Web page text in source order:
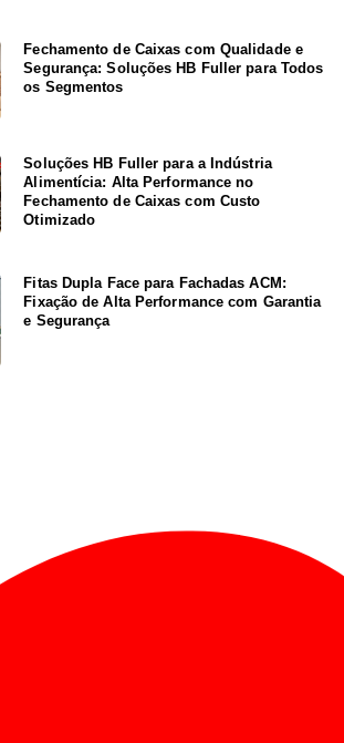
Fechamento de Caixas com Qualidade e
Segurança: Soluções HB Fuller para Todos
os Segmentos
Soluções HB Fuller para a Indústria
Alimentícia: Alta Performance no
Fechamento de Caixas com Custo
Otimizado
Fitas Dupla Face para Fachadas ACM:
Fixação de Alta Performance com Garantia
e Segurança